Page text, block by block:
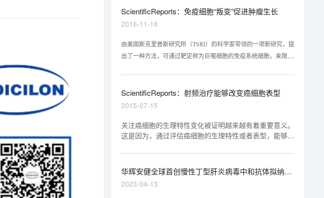
ScientificReports：免疫细胞“叛变”促进肿瘤生长
2016-11-18
由美国斯克里普斯研究所（TSRI）的科学家带领的一项新研究，提
出了一种方法，可通过靶定称为巨噬细胞的免疫系统细胞，来限制
ScientificReports：射频治疗能够改变癌细胞表型
2015-07-15
关注癌细胞的生理特性变化被证明越来越有着重要意义。
这是因为，通过评估癌细胞的生理特性或者表型，能够为
息。
华辉安健全球首创慢性丁型肝炎病毒中和抗体拟纳入
突破性治疗丨“美”天新药事
2023-04-13